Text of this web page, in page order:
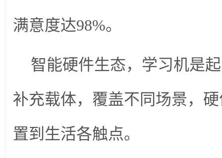
满意度达98%。
智能硬件生态，学习机是
补充载体，覆盖不同场景，
置到生活各触点。